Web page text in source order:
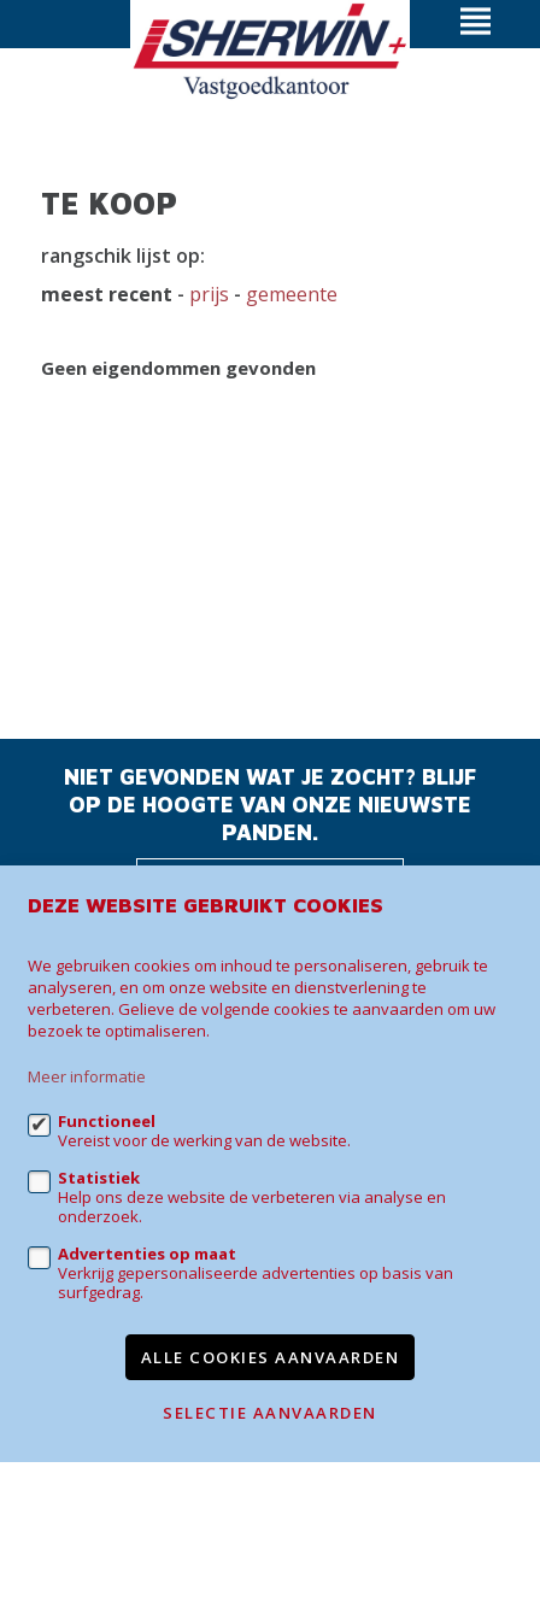
TE KOOP
rangschik lijst op:
meest recent - prijs - gemeente
Geen eigendommen gevonden
NIET GEVONDEN WAT JE ZOCHT? BLIJF
OP DE HOOGTE VAN ONZE NIEUWSTE
PANDEN.
HOOGTE
Sherwin Immo +
Vogelenzangstraat 55
3070 Kortenberg
daphne@sherwin-immo.be
Te koop Te huur
Wijzig cookie voorkeuren
privacy powered by Whise
DEZE WEBSITE GEBRUIKT COOKIES
We gebruiken cookies om inhoud te personaliseren, gebruik te
analyseren, en om onze website en dienstverlening te
verbeteren. Gelieve de volgende cookies te aanvaarden om uw
bezoek te optimaliseren.
Meer informatie
Functioneel
Vereist voor de werking van de website.
Statistiek
Help ons deze website de verbeteren via analyse en
onderzoek.
Advertenties op maat
Verkrijg gepersonaliseerde advertenties op basis van
surfgedrag.
ALLE COOKIES AANVAARDEN
SELECTIE AANVAARDEN